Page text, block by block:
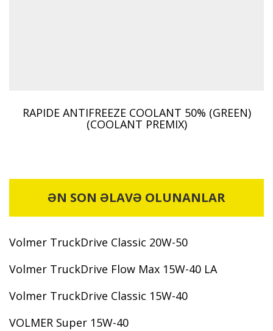
RAPIDE ANTIFREEZE COOLANT 50% (GREEN)
(COOLANT PREMIX)
ƏN SON ƏLAVƏ OLUNANLAR
Volmer TruckDrive Classic 20W-50
Volmer TruckDrive Flow Max 15W-40 LA
Volmer TruckDrive Classic 15W-40
VOLMER Super 15W-40